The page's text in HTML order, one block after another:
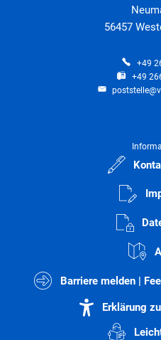
56457
+49
+49
Barriere melden |
Erklärung